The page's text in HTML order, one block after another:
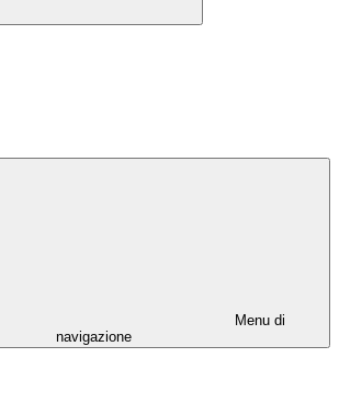
Menu di
navigazione